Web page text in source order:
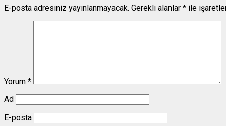
E-posta adresiniz yayınlanmayacak. Gerekli alanlar * ile
Yorum *
Ad
E-posta